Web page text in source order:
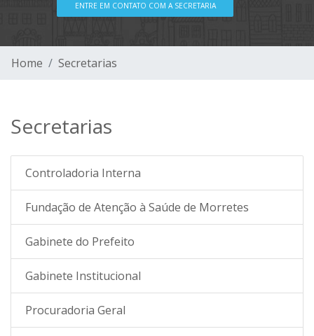
ENTRE EM CONTATO COM A SECRETARIA
Home Secretarias
Secretarias
Controladoria Interna
Fundação de Atenção à Saúde de Morretes
Gabinete do Prefeito
Gabinete Institucional
Procuradoria Geral